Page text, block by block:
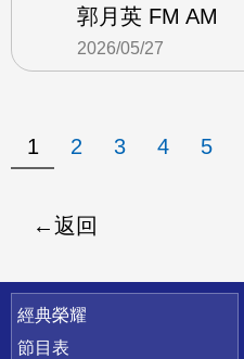
郭月英 FM AM
2026/05/27
1 2 3 4 5
返回
快速連結
經典榮耀
節目表